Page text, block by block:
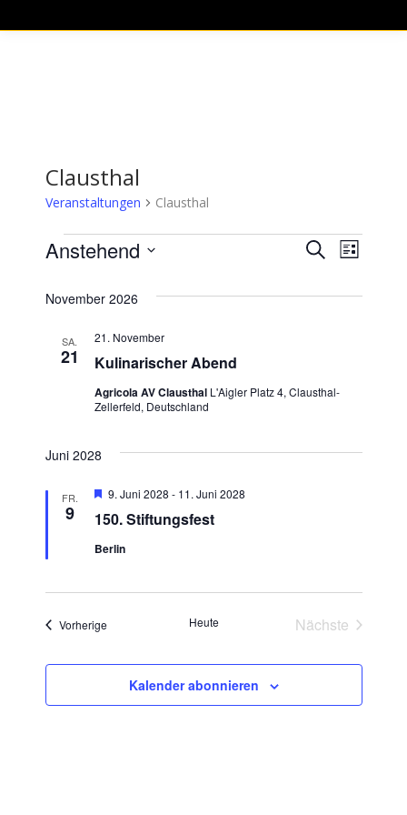
Clausthal
Veranstaltungen Clausthal
Veranstaltungen
Suche
SucheListe
Anstehend
wählen.
November 2026
SA.
21 Kulinarischer Abend
21. November
Agricola AV Clausthal L'Aigler Platz 4, Clausthal-
Zellerfeld, Deutschland
Juni 2028
FR.
9 150. Stiftungsfest
Hervorgehoben
9. Juni 2028 - 11. Juni 2028
Berlin
VorherigeVeranstaltungen Heute
Nächste
Kalender abonnieren